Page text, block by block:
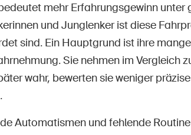
mehr Erfahrungsgewinn
und Junglenker ist diese
sind. Ein Hauptgrund ist ihre
Sie nehmen im Vergleich
wahr, bewerten sie weniger
Automatismen und fehlende